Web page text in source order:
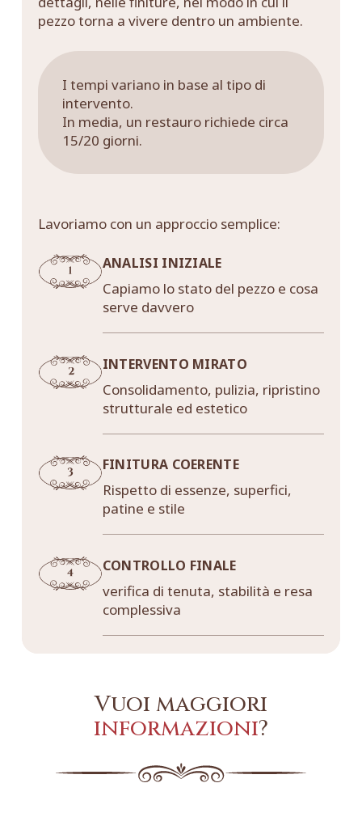
pezzo torna a vivere dentro un ambiente.
I tempi variano in base al tipo di
intervento.
In media, un restauro richiede circa
15/20 giorni.
Lavoriamo con un approccio semplice:
ANALISI INIZIALE
Capiamo lo stato del pezzo e cosa
serve davvero
INTERVENTO MIRATO
Consolidamento, pulizia, ripristino
strutturale ed estetico
FINITURA COERENTE
Rispetto di essenze, superfici,
patine e stile
CONTROLLO FINALE
verifica di tenuta, stabilità e resa
complessiva
Vuoi maggiori
informazioni?